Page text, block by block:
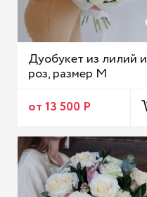
Дуобукет из лилий и
роз, размер M
от 13 500 Р